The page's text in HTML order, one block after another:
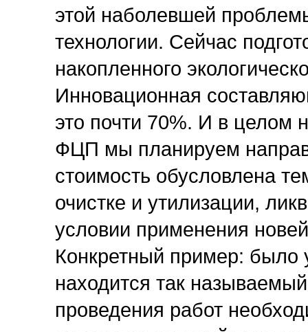
этой наболевшей
технологии. Сейчас
накопленного
Инновационная
это почти 70%. И в целом
ФЦП мы планируем
стоимость обусловлена
очистке и утилизации,
условии применения
Конкретный пример:
находится так
проведения работ